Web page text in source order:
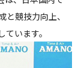
競技力向上、
います。